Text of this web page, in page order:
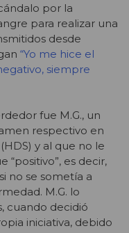
por la
para realizar una
desde
“Yo me hice el
siempre
fue M.G., un
respectivo en
y al que no le
es decir,
no se sometía a
M.G. lo
cuando decidió
iniciativa, debido